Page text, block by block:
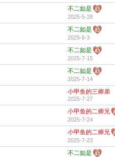
不二如是
2025-5-28
不二如是
2025-6-3
不二如是
2025-7-15
不二如是
2025-7-14
小甲鱼的三师弟
2025-7-27
小甲鱼的二师兄
2025-7-24
小甲鱼的二师兄
2025-7-23
不二如是